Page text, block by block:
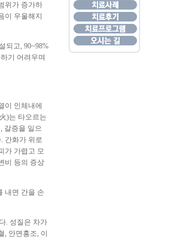
위가 증가하
이 우울해지
되고, 90~98%
기 어려우며
이 인체내에
)는 타오르는
갈증을 일으
간화가 위로
가 가렵고 모
비 등의 증상
내면 간을 손
. 성질은 차가
안면홍조, 이